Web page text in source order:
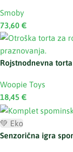
Smoby
73,60 €
Rojstnodnevna
Woopie Toys
18,45 €
💚 Eko
Senzorična igra